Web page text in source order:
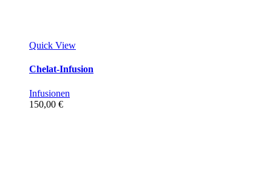
Quick View
Chelat-Infusion
Infusionen
150,00 €